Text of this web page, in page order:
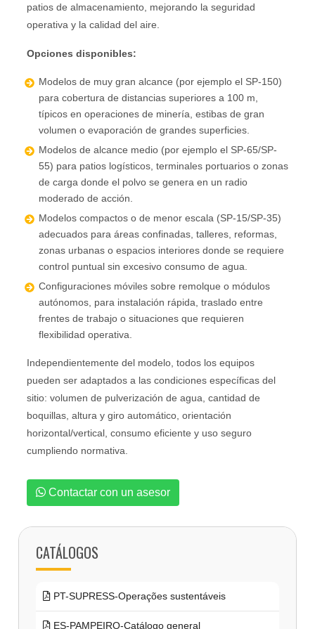
patios de almacenamiento, mejorando la seguridad
operativa y la calidad del aire.
Opciones disponibles:
Modelos de muy gran alcance (por ejemplo el SP-150)
para cobertura de distancias superiores a 100 m,
típicos en operaciones de minería, estibas de gran
volumen o evaporación de grandes superficies.
Modelos de alcance medio (por ejemplo el SP-65/SP-
55) para patios logísticos, terminales portuarios o zonas
de carga donde el polvo se genera en un radio
moderado de acción.
Modelos compactos o de menor escala (SP-15/SP-35)
adecuados para áreas confinadas, talleres, reformas,
zonas urbanas o espacios interiores donde se requiere
control puntual sin excesivo consumo de agua.
Configuraciones móviles sobre remolque o módulos
autónomos, para instalación rápida, traslado entre
frentes de trabajo o situaciones que requieren
flexibilidad operativa.
Independientemente del modelo, todos los equipos
pueden ser adaptados a las condiciones específicas del
sitio: volumen de pulverización de agua, cantidad de
boquillas, altura y giro automático, orientación
horizontal/vertical, consumo eficiente y uso seguro
cumpliendo normativa.
Contactar con un asesor
CATÁLOGOS
PT-SUPRESS-Operações sustentáveis
ES-PAMPEIRO-Catálogo general